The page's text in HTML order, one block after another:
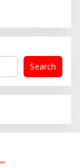
Search